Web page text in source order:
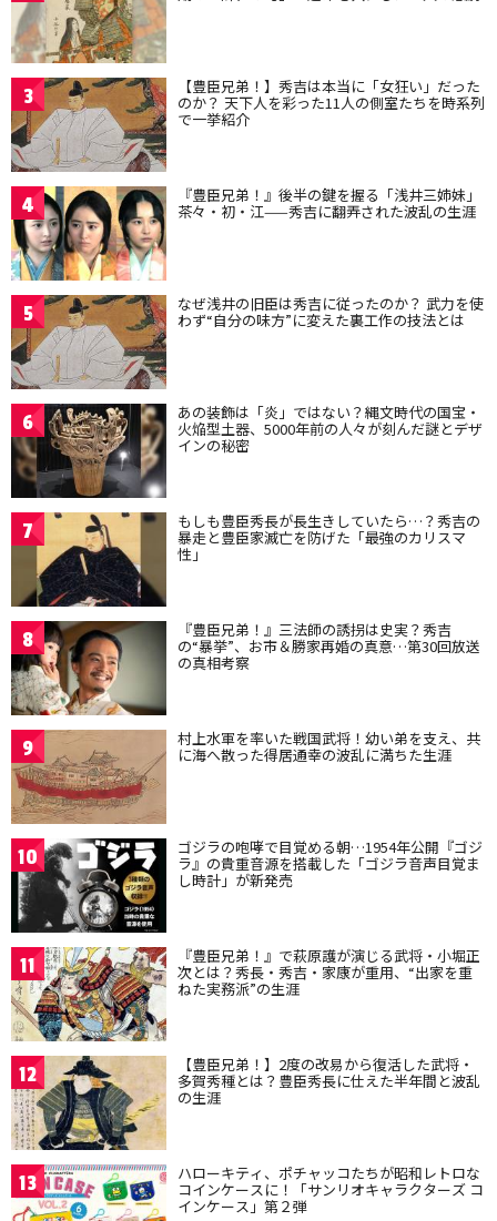
3 【豊臣兄弟！】秀吉は本当に「女狂い」だった
のか？ 天下人を彩った11人の側室たちを時系列
で一挙紹介
4 『豊臣兄弟！』後半の鍵を握る「浅井三姉妹」
茶々・初・江——秀吉に翻弄された波乱の生涯
5 なぜ浅井の旧臣は秀吉に従ったのか？ 武力を使
わず“自分の味方”に変えた裏工作の技法とは
6 あの装飾は「炎」ではない？縄文時代の国宝・
火焔型土器、5000年前の人々が刻んだ謎とデザ
インの秘密
7 もしも豊臣秀長が長生きしていたら…？秀吉の
暴走と豊臣家滅亡を防げた「最強のカリスマ
性」
8 『豊臣兄弟！』三法師の誘拐は史実？秀吉
の“暴挙”、お市＆勝家再婚の真意…第30回放送
の真相考察
9 村上水軍を率いた戦国武将！幼い弟を支え、共
に海へ散った得居通幸の波乱に満ちた生涯
10 ゴジラの咆哮で目覚める朝…1954年公開『ゴジ
ラ』の貴重音源を搭載した「ゴジラ音声目覚ま
し時計」が新発売
11 『豊臣兄弟！』で萩原護が演じる武将・小堀正
次とは？秀長・秀吉・家康が重用、“出家を重
ねた実務派”の生涯
12 【豊臣兄弟！】2度の改易から復活した武将・
多賀秀種とは？豊臣秀長に仕えた半年間と波乱
の生涯
13 ハローキティ、ポチャッコたちが昭和レトロな
コインケースに！「サンリオキャラクターズ コ
インケース」第２弾